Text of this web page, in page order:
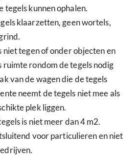
tegels kunnen ophalen.
klaarzetten, geen wortels,
niet tegen of onder objecten en
ruimte rondom de tegels nodig
van de wagen die de tegels
neemt de tegels niet mee als
plek liggen.
is niet meer dan 4 m2.
voor particulieren en niet